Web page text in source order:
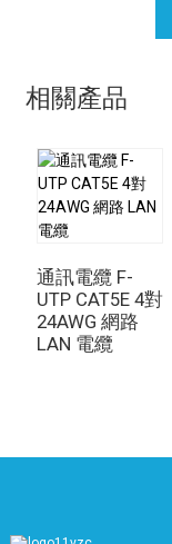
相關產品
通訊電纜 F-
UTP CAT5E 4對
24AWG 網路
LAN 電纜